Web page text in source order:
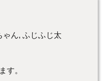
ゃん, ふじふじ太
す。